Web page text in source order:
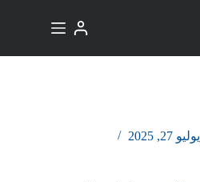
يوليو 27, 2025